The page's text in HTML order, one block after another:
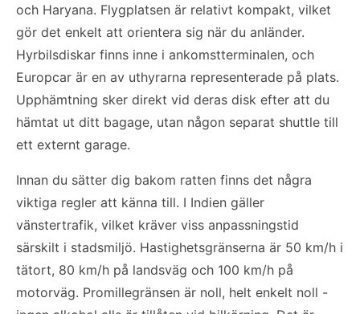
och Haryana. Flygplatsen är relativt kompakt, vilket
gör det enkelt att orientera sig när du anländer.
Hyrbilsdiskar finns inne i ankomstterminalen, och
Europcar är en av uthyrarna representerade på plats.
Upphämtning sker direkt vid deras disk efter att du
hämtat ut ditt bagage, utan någon separat shuttle till
ett externt garage.
Innan du sätter dig bakom ratten finns det några
viktiga regler att känna till. I Indien gäller
vänstertrafik, vilket kräver viss anpassningstid
särskilt i stadsmiljö. Hastighetsgränserna är 50 km/h i
tätort, 80 km/h på landsväg och 100 km/h på
motorväg. Promillegränsen är noll, helt enkelt noll -